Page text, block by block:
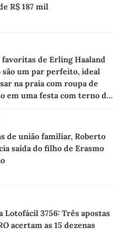
R$ 187 mil
favoritas de Erling Haaland
são um par perfeito, ideal
na praia com roupa de
em uma festa com terno de
de união familiar, Roberto
saída do filho de Erasmo
Lotofácil 3756: Três apostas
acertam as 15 dezenas